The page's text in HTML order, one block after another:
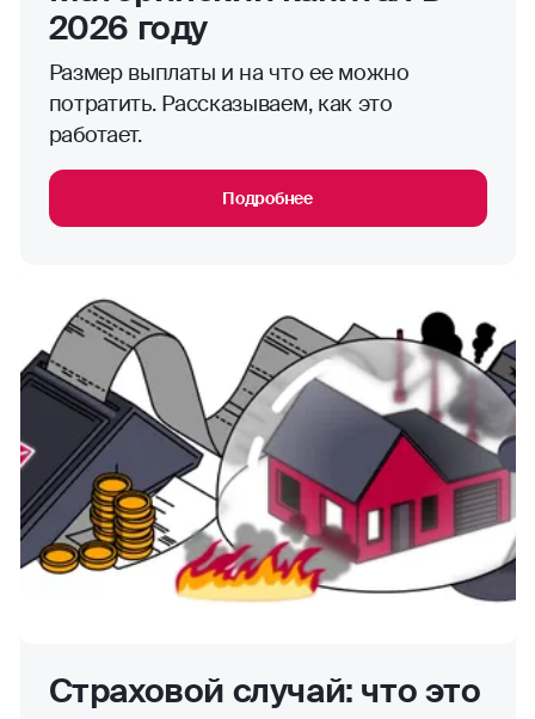
2026 году
Размер выплаты и на что ее можно
потратить. Рассказываем, как это
работает.
Подробнее
Страховой случай: что это